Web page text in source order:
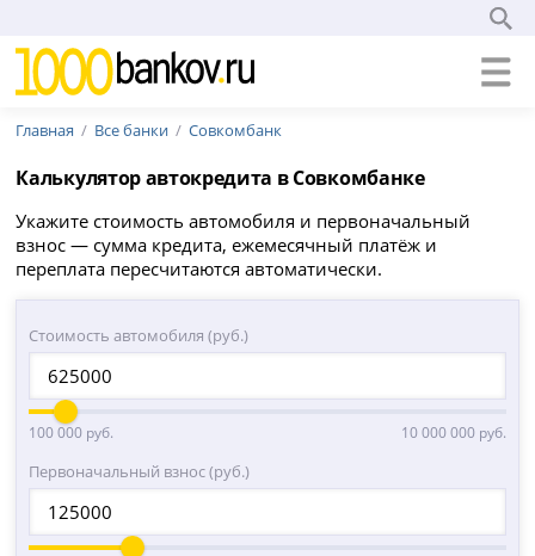
Главная Все банки Совкомбанк
Калькулятор автокредита в Совкомбанке
Укажите стоимость автомобиля и первоначальный
взнос — сумма кредита, ежемесячный платёж и
переплата пересчитаются автоматически.
Стоимость автомобиля (руб.)
100 000 руб. 10 000 000 руб.
Первоначальный взнос (руб.)